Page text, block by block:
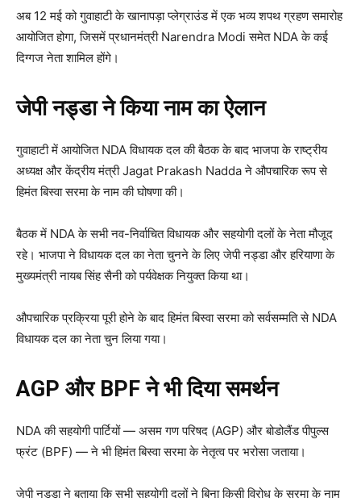
अब 12 मई को गुवाहाटी के खानापड़ा प्लेग्राउंड में एक भव्य शपथ ग्रहण समारोह
आयोजित होगा, जिसमें प्रधानमंत्री Narendra Modi समेत NDA के कई
दिग्गज नेता शामिल होंगे।
जेपी नड्डा ने किया नाम का ऐलान
गुवाहाटी में आयोजित NDA विधायक दल की बैठक के बाद भाजपा के राष्ट्रीय
अध्यक्ष और केंद्रीय मंत्री Jagat Prakash Nadda ने औपचारिक रूप से
हिमंत बिस्वा सरमा के नाम की घोषणा की।
बैठक में NDA के सभी नव-निर्वाचित विधायक और सहयोगी दलों के नेता मौजूद
रहे। भाजपा ने विधायक दल का नेता चुनने के लिए जेपी नड्डा और हरियाणा के
मुख्यमंत्री नायब सिंह सैनी को पर्यवेक्षक नियुक्त किया था।
औपचारिक प्रक्रिया पूरी होने के बाद हिमंत बिस्वा सरमा को सर्वसम्मति से NDA
विधायक दल का नेता चुन लिया गया।
AGP और BPF ने भी दिया समर्थन
NDA की सहयोगी पार्टियों — असम गण परिषद (AGP) और बोडोलैंड पीपुल्स
फ्रंट (BPF) — ने भी हिमंत बिस्वा सरमा के नेतृत्व पर भरोसा जताया।
जेपी नड्डा ने बताया कि सभी सहयोगी दलों ने बिना किसी विरोध के सरमा के नाम